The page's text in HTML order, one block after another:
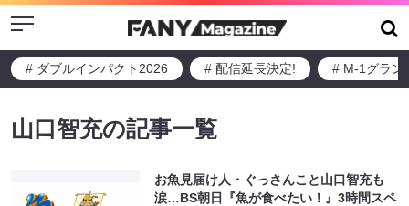
Menu
# ダブルインパクト2026 # 配信延長決定! # M-1グラン
山口智充の記事一覧
お魚見届け人・ぐっさんこと山口智充も
涙…BS朝日『魚が食べたい！』3時間スペ